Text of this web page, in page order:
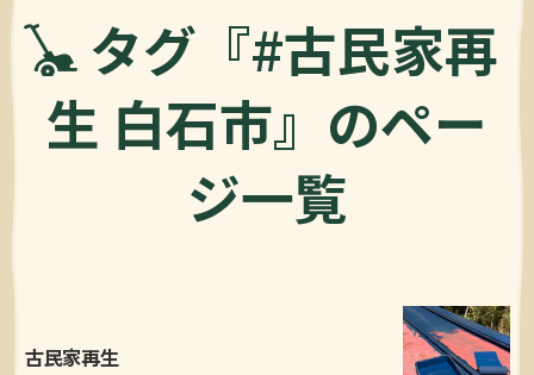
タグ『#古民家再
生 白石市』のペー
ジ一覧
古民家再生